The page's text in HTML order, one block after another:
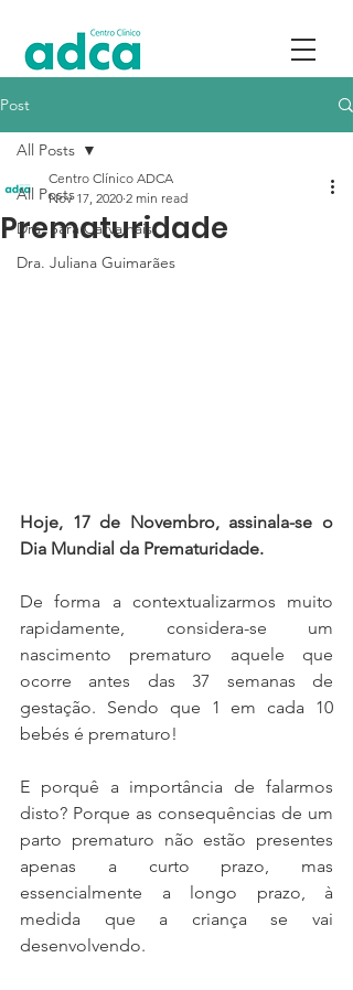
Post
All Posts
Dra. Sara Carvalhais
Dra. Juliana Guimarães
All Posts
Prematuridade
Centro Clínico ADCA
Nov 17, 2020 2 min read
Hoje, 17 de Novembro, assinala-se o
Dia Mundial da Prematuridade.
De forma a contextualizarmos muito
rapidamente, considera-se um
nascimento prematuro aquele que
ocorre antes das 37 semanas de
gestação. Sendo que 1 em cada 10
bebés é prematuro!
E porquê a importância de falarmos
disto? Porque as consequências de um
parto prematuro não estão presentes
apenas a curto prazo, mas
essencialmente a longo prazo, à
medida que a criança se vai
desenvolvendo.